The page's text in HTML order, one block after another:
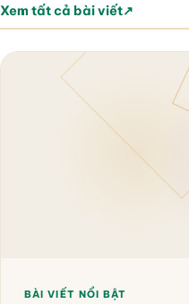
Xem tất cả bài viết↗
BÀI VIẾT NỔI BẬT